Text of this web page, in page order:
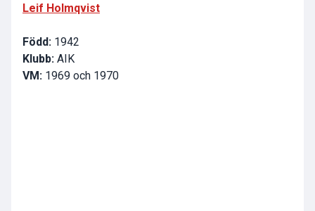
Leif Holmqvist
Född: 1942
Klubb: AIK
VM: 1969 och 1970